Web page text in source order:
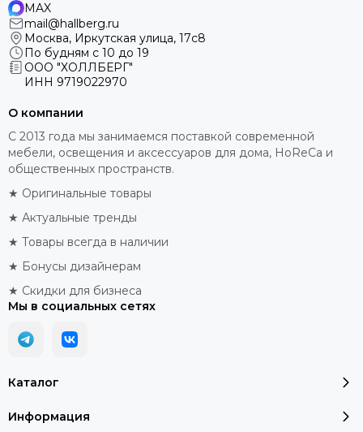
MAX
mail@hallberg.ru
Москва, Иркутская улица, 17с8
По будням с 10 до 19
ООО "ХОЛЛБЕРГ"
ИНН 9719022970
Каталог
Информация
О компании
С 2013 года мы занимаемся поставкой современной
мебели, освещения и аксессуаров для дома, HoReCa и
общественных пространств.
★ Оригинальные товары
★ Актуальные тренды
★ Товары всегда в наличии
★ Бонусы дизайнерам
★ Скидки для бизнеса
Мы в социальных сетях